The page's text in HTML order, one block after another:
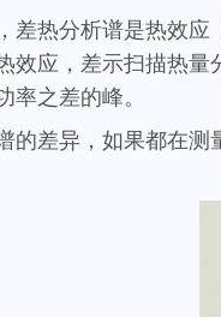
差热分析谱是热效
效应，差示扫描热
率之差的峰。
的差异，如果都在